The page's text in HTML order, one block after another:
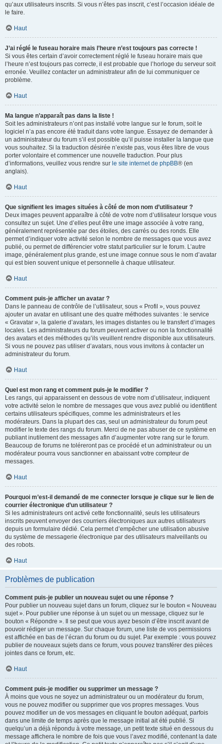
qu’aux utilisateurs inscrits. Si vous n’êtes pas inscrit, c’est l’occasion idéale de
le faire.
Haut
J’ai réglé le fuseau horaire mais l’heure n’est toujours pas correcte !
Si vous êtes certain d’avoir correctement réglé le fuseau horaire mais que
l’heure n’est toujours pas correcte, il est probable que l’horloge du serveur soit
erronée. Veuillez contacter un administrateur afin de lui communiquer ce
problème.
Haut
Ma langue n’apparaît pas dans la liste !
Soit les administrateurs n’ont pas installé votre langue sur le forum, soit le
logiciel n’a pas encore été traduit dans votre langue. Essayez de demander à
un administrateur du forum s’il est possible qu’il puisse installer la langue que
vous souhaitez. Si la traduction désirée n’existe pas, vous êtes libre de vous
porter volontaire et commencer une nouvelle traduction. Pour plus
d’informations, veuillez vous rendre sur le site internet de phpBB® (en
anglais).
Haut
Que signifient les images situées à côté de mon nom d’utilisateur ?
Deux images peuvent apparaître à côté de votre nom d’utilisateur lorsque vous
consultez un sujet. Une d’elles peut être une image associée à votre rang,
généralement représentée par des étoiles, des carrés ou des ronds. Elle
permet d’indiquer votre activité selon le nombre de messages que vous avez
publié, ou permet de différencier votre statut particulier sur le forum. L’autre
image, généralement plus grande, est une image connue sous le nom d’avatar
qui est bien souvent unique et personnelle à chaque utilisateur.
Haut
Comment puis-je afficher un avatar ?
Dans le panneau de contrôle de l’utilisateur, sous « Profil », vous pouvez
ajouter un avatar en utilisant une des quatre méthodes suivantes : le service
« Gravatar », la galerie d’avatars, les images distantes ou le transfert d’images
locales. Les administrateurs du forum peuvent activer ou non la fonctionnalité
des avatars et des méthodes qu’ils veuillent rendre disponible aux utilisateurs.
Si vous ne pouvez pas utiliser d’avatars, nous vous invitons à contacter un
administrateur du forum.
Haut
Quel est mon rang et comment puis-je le modifier ?
Les rangs, qui apparaissent en dessous de votre nom d’utilisateur, indiquent
votre activité selon le nombre de messages que vous avez publié ou identifient
certains utilisateurs spécifiques, comme les administrateurs et les
modérateurs. Dans la plupart des cas, seul un administrateur du forum peut
modifier le texte des rangs du forum. Merci de ne pas abuser de ce système en
publiant inutilement des messages afin d’augmenter votre rang sur le forum.
Beaucoup de forums ne toléreront pas ce procédé et un administrateur ou un
modérateur pourra vous sanctionner en abaissant votre compteur de
messages.
Haut
Pourquoi m’est-il demandé de me connecter lorsque je clique sur le lien de
courrier électronique d’un utilisateur ?
Si les administrateurs ont activé cette fonctionnalité, seuls les utilisateurs
inscrits peuvent envoyer des courriers électroniques aux autres utilisateurs
depuis un formulaire dédié. Cela permet d’empêcher une utilisation abusive
du système de messagerie électronique par des utilisateurs malveillants ou
des robots.
Haut
Problèmes de publication
Comment puis-je publier un nouveau sujet ou une réponse ?
Pour publier un nouveau sujet dans un forum, cliquez sur le bouton « Nouveau
sujet ». Pour publier une réponse à un sujet ou un message, cliquez sur le
bouton « Répondre ». Il se peut que vous ayez besoin d’être inscrit avant de
pouvoir rédiger un message. Sur chaque forum, une liste de vos permissions
est affichée en bas de l’écran du forum ou du sujet. Par exemple : vous pouvez
publier de nouveaux sujets dans ce forum, vous pouvez transférer des pièces
jointes dans ce forum, etc.
Haut
Comment puis-je modifier ou supprimer un message ?
À moins que vous ne soyez un administrateur ou un modérateur du forum,
vous ne pouvez modifier ou supprimer que vos propres messages. Vous
pouvez modifier un de vos messages en cliquant le bouton adéquat, parfois
dans une limite de temps après que le message initial ait été publié. Si
quelqu’un a déjà répondu à votre message, un petit texte situé en dessous du
message affichera le nombre de fois que vous l’avez modifié, contenant la date